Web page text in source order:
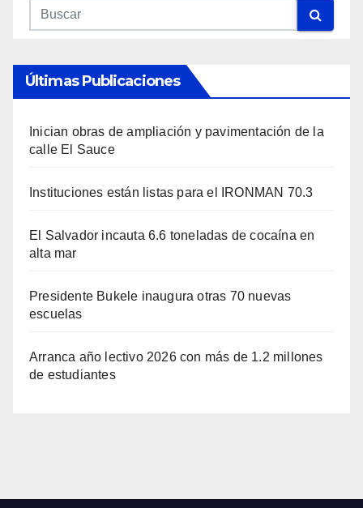
Últimas Publicaciones
Inician obras de ampliación y pavimentación de la
calle El Sauce
Instituciones están listas para el IRONMAN 70.3
El Salvador incauta 6.6 toneladas de cocaína en
alta mar
Presidente Bukele inaugura otras 70 nuevas
escuelas
Arranca año lectivo 2026 con más de 1.2 millones
de estudiantes